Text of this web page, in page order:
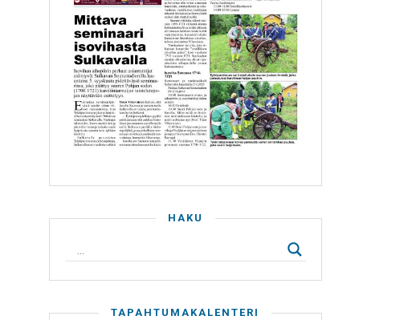
HAKU
TAPAHTUMAKALENTERI